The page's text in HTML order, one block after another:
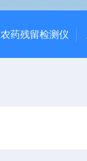
农药残留检测仪